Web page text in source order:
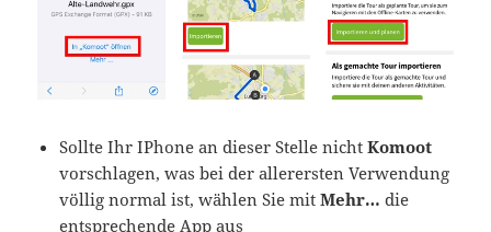
Sollte Ihr IPhone an dieser Stelle nichtKomoot
vorschlagen, was bei der allerersten Verwendung
völlig normal ist, wählen Sie mitMehr… die
entsprechende App aus